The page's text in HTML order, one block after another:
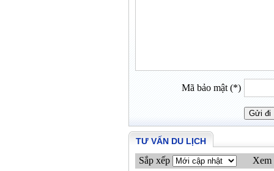
Mã bảo mật (*)
TƯ VẤN DU LỊCH
Sắp xếp Xem